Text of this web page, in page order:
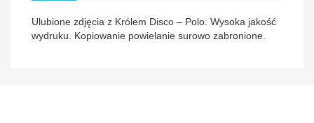
Ulubione zdjęcia z Królem Disco – Polo. Wysoka jakość
wydruku. Kopiowanie powielanie surowo zabronione.